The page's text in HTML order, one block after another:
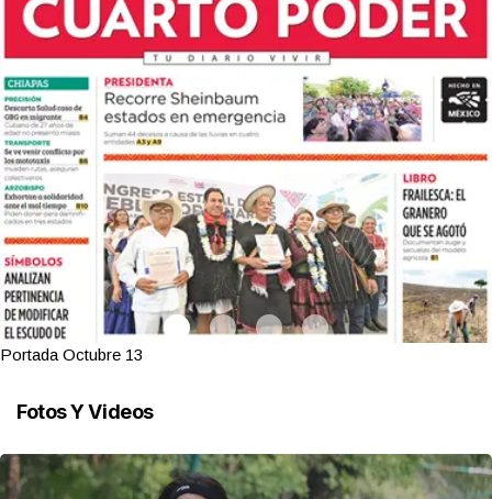
Portada Octubre 13
Fotos Y Videos